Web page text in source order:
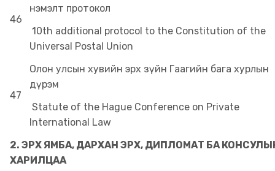
46
нэмэлт протокол
10th additional protocol to the Constitution of the
Universal Postal Union
47
Олон улсын хувийн эрх зүйн Гаагийн бага хурлын
дүрэм
Statute of the Hague Conference on Private
International Law
2. ЭРХ ЯМБА, ДАРХАН ЭРХ, ДИПЛОМАТ БА
ХАРИЛЦАА